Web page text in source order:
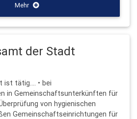
Mehr
der Stadt
ist tätig…. • bei
in Gemeinschaftsunterkünften für
von hygienischen
Gemeinschaftseinrichtungen für